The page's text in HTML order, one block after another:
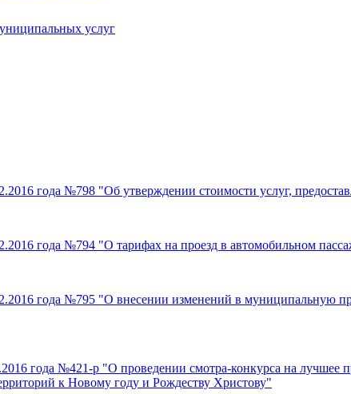
услуг
года №798 "Об утверждении стоимости услуг,
года №794 "О тарифах на проезд в автомобильном
года №795 "О внесении изменений в муниципальную
года №421-р "О проведении смотра-конкурса на
к Новому году и Рождеству Христову"